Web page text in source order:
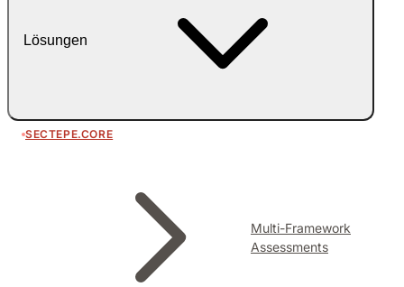
Lösungen
SECTEPE.CORE
Multi-Framework
Assessments